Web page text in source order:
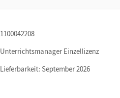
1100042208
Unterrichtsmanager Einzellizenz
Lieferbarkeit: September 2026